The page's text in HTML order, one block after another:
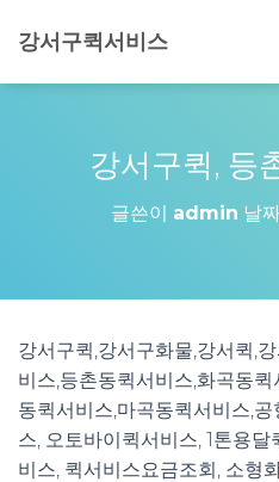
강서구퀵서비스
강서구퀵, 등
글쓴이 admin 날
강서구퀵,강서구화물,강서퀵,
비스,등촌동퀵서비스,화곡동
동퀵서비스,마곡동퀵서비스,
스, 오토바이퀵서비스, 1톤용
비스, 퀵서비스요금조회, 소형